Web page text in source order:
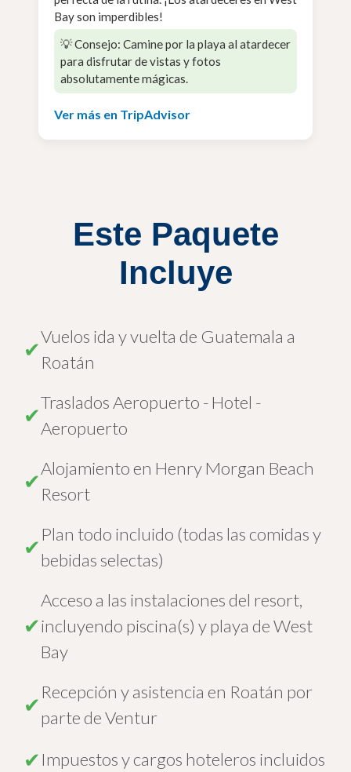
Bay son imperdibles!
💡 Consejo: Camine por la playa al atardecer
para disfrutar de vistas y fotos
absolutamente mágicas.
Ver más en TripAdvisor
Este Paquete
Incluye
✔
Vuelos ida y vuelta de Guatemala a
Roatán
✔
Traslados Aeropuerto - Hotel -
Aeropuerto
✔
Alojamiento en Henry Morgan Beach
Resort
✔
Plan todo incluido (todas las comidas y
bebidas selectas)
✔
Acceso a las instalaciones del resort,
incluyendo piscina(s) y playa de West
Bay
✔
Recepción y asistencia en Roatán por
parte de Ventur
✔ Impuestos y cargos hoteleros incluidos